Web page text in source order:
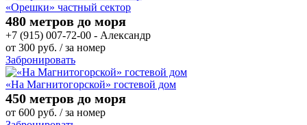
«Орешки» частный сектор
480 метров до моря
+7 (915) 007-72-00 - Александр
от 300 руб. / за номер
Забронировать
«На Магнитогорской» гостевой дом
450 метров до моря
от 600 руб. / за номер